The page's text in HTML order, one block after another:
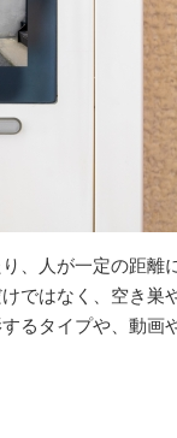
、人が一定の距離
ではなく、空き巣
るタイプや、動画